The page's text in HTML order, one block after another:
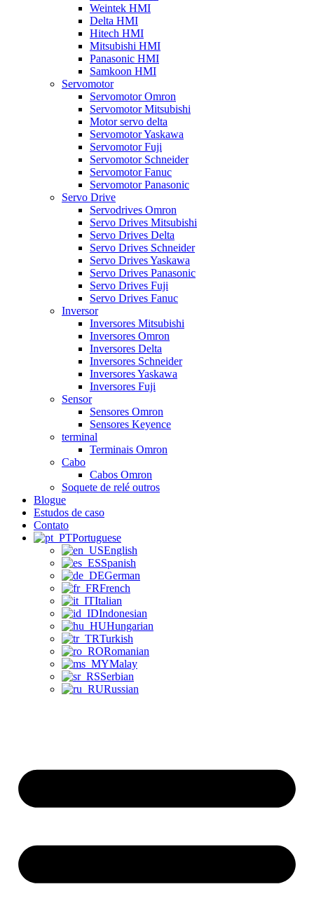
Weintek HMI
Delta HMI
Hitech HMI
Mitsubishi HMI
Panasonic HMI
Samkoon HMI
Servomotor
Servomotor Omron
Servomotor Mitsubishi
Motor servo delta
Servomotor Yaskawa
Servomotor Fuji
Servomotor Schneider
Servomotor Fanuc
Servomotor Panasonic
Servo Drive
Servodrives Omron
Servo Drives Mitsubishi
Servo Drives Delta
Servo Drives Schneider
Servo Drives Yaskawa
Servo Drives Panasonic
Servo Drives Fuji
Servo Drives Fanuc
Inversor
Inversores Mitsubishi
Inversores Omron
Inversores Delta
Inversores Schneider
Inversores Yaskawa
Inversores Fuji
Sensor
Sensores Omron
Sensores Keyence
terminal
Terminais Omron
Cabo
Cabos Omron
Soquete de relé outros
Blogue
Estudos de caso
Contato
Portuguese
English
Spanish
German
French
Italian
Indonesian
Hungarian
Turkish
Romanian
Malay
Serbian
Russian